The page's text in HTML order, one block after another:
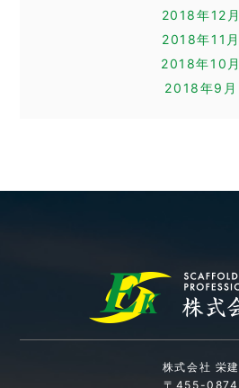
2018年12月
2018年11月
2018年10月
2018年9月
株式会社 栄建
〒455-0874